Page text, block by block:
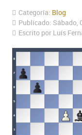
Categoría: Blog
Publicado: Sábado,
Escrito por Luís